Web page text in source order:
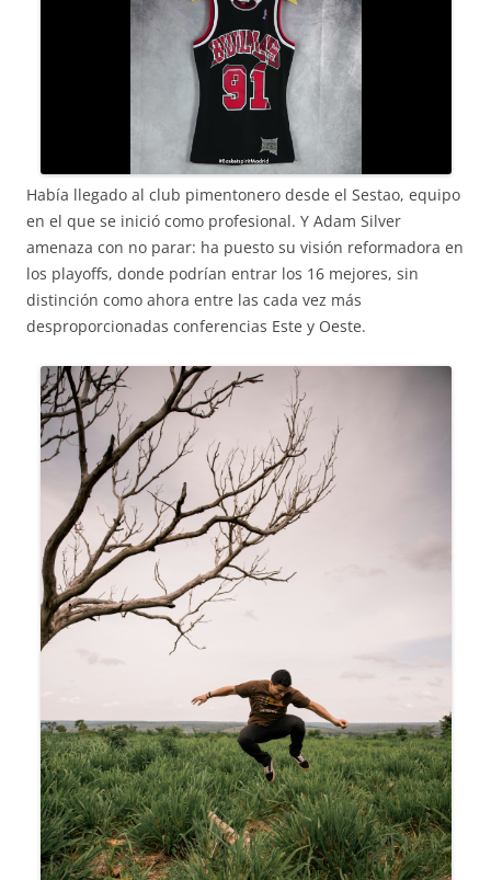
Había llegado al club pimentonero desde el Sestao, equipo
en el que se inició como profesional. Y Adam Silver
amenaza con no parar: ha puesto su visión reformadora en
los playoffs, donde podrían entrar los 16 mejores, sin
distinción como ahora entre las cada vez más
desproporcionadas conferencias Este y Oeste.